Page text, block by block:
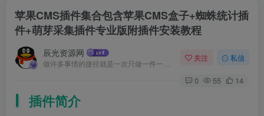
苹果CMS插件集合包含苹果CMS盒子+蜘蛛统计插
件+萌芽采集插件专业版附插件安装教程
辰光资源网 关注 私信
0 55 14
插件简介